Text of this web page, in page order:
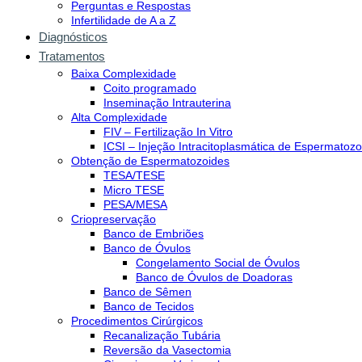
Perguntas e Respostas
Infertilidade de A a Z
Diagnósticos
Tratamentos
Baixa Complexidade
Coito programado
Inseminação Intrauterina
Alta Complexidade
FIV – Fertilização In Vitro
ICSI – Injeção Intracitoplasmática de
Obtenção de Espermatozoides
TESA/TESE
Micro TESE
PESA/MESA
Criopreservação
Banco de Embriões
Banco de Óvulos
Congelamento Social de Óvulos
Banco de Óvulos de Doadoras
Banco de Sêmen
Banco de Tecidos
Procedimentos Cirúrgicos
Recanalização Tubária
Reversão da Vasectomia